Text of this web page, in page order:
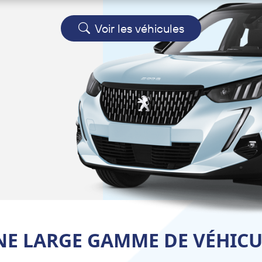
Voir les véhicules
LARGE GAMME DE